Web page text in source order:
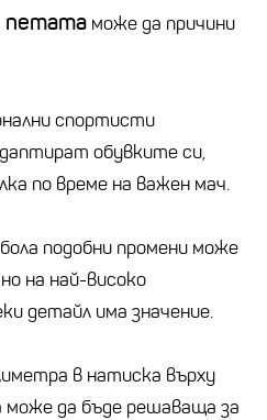
петата може да причини
спортисти
обувките си,
по време на важен мач.
подобни промени може
на най-високо
детайл има значение.
в натиска върху
да бъде решаваща за